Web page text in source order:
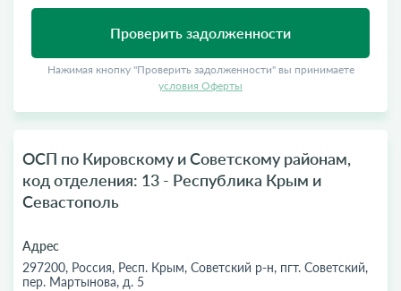
Проверить задолженности
Нажимая кнопку "Проверить задолженности" вы принимаете
условия Оферты
ОСП по Кировскому и Советскому районам,
код отделения: 13 - Республика Крым и
Севастополь
Адрес
297200, Россия, Респ. Крым, Советский р-н, пгт. Советский,
пер. Мартынова, д. 5